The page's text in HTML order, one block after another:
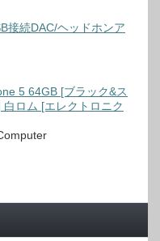
接続DAC/ヘッドホンア
5 64GB [ブラック&ス
白ロム [エレクトロニク